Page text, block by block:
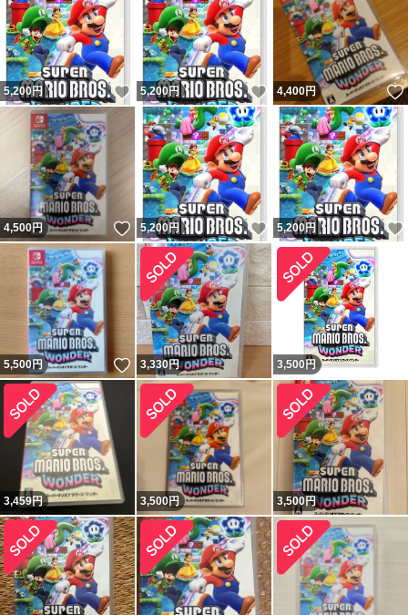
5,200 円 いいね！
5,200 円 いいね！
4,400円
4,500円 いいね！
5,200 円 いいね！
5,200 円
5,500円 いいね！
3,330円 3,500円
3,459円 3,500円 3,500円